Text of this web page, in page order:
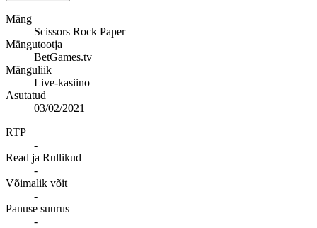
Mäng
Scissors Rock Paper
Mängutootja
BetGames.tv
Mänguliik
Live-kasiino
Asutatud
03/02/2021
RTP
-
Read ja Rullikud
-
Võimalik võit
-
Panuse suurus
-